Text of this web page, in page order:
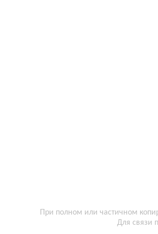
При полном или частичном
Для связи